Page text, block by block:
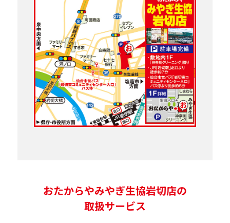
おたからやみやぎ生協岩切店の
取扱サービス